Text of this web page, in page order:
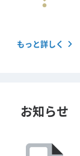
もっと詳しく
お知らせ